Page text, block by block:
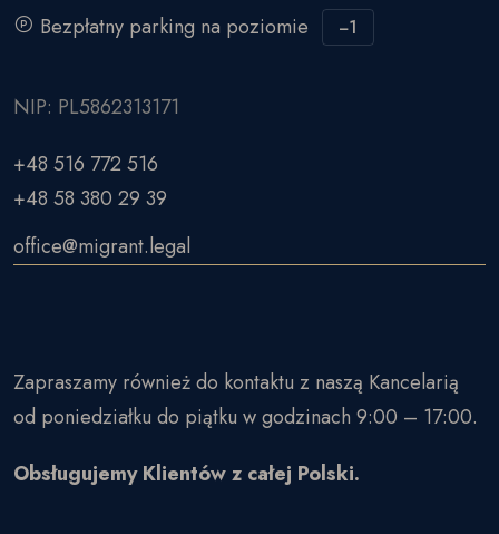
Bezpłatny parking na poziomie
−1
NIP: PL5862313171
+48 516 772 516
+48 58 380 29 39
office@migrant.legal
Zapraszamy również do kontaktu z naszą Kancelarią
od poniedziałku do piątku w godzinach 9:00 – 17:00.
Obsługujemy Klientów z całej Polski.